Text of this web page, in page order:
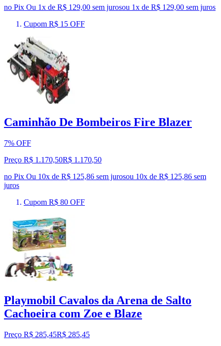
no Pix Ou 1x de R$ 129,00 sem jurosou 1x de R$ 129,00 sem juros
Cupom R$ 15 OFF
Caminhão De Bombeiros Fire Blazer
7% OFF
Preço R$ 1.170,50R$ 1.170,50
no Pix Ou 10x de R$ 125,86 sem jurosou 10x de R$ 125,86 sem
juros
Cupom R$ 80 OFF
Playmobil Cavalos da Arena de Salto
Cachoeira com Zoe e Blaze
Preço R$ 285,45R$ 285,45